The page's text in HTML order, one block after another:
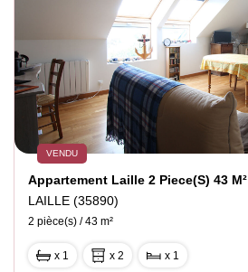
VENDU
Appartement Laille 2 Piece(s) 43 M²
LAILLE (35890)
2 pièce(s) / 43 m²
x 1 x 2 x 1